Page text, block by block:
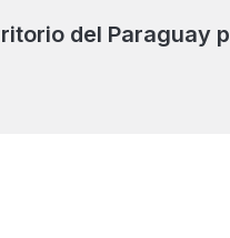
del Paraguay